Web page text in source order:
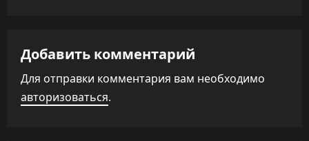
и
я
п
Добавить комментарий
Для отправки комментария вам необходимо
авторизоваться.